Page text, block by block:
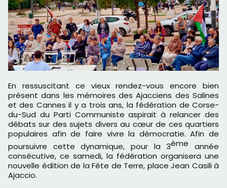
En ressuscitant ce vieux rendez-vous encore bien
présent dans les mémoires des Ajacciens des Salines
et des Cannes il y a trois ans, la fédération de Corse-
du-Sud du Parti Communiste aspirait à relancer des
débats sur des sujets divers au cœur de ces quartiers
populaires afin de faire vivre la démocratie. Afin de
poursuivre cette dynamique, pour la 3ème année
consécutive, ce samedi, la fédération organisera une
nouvelle édition de la Fête de Terre, place Jean Casili à
Ajaccio.